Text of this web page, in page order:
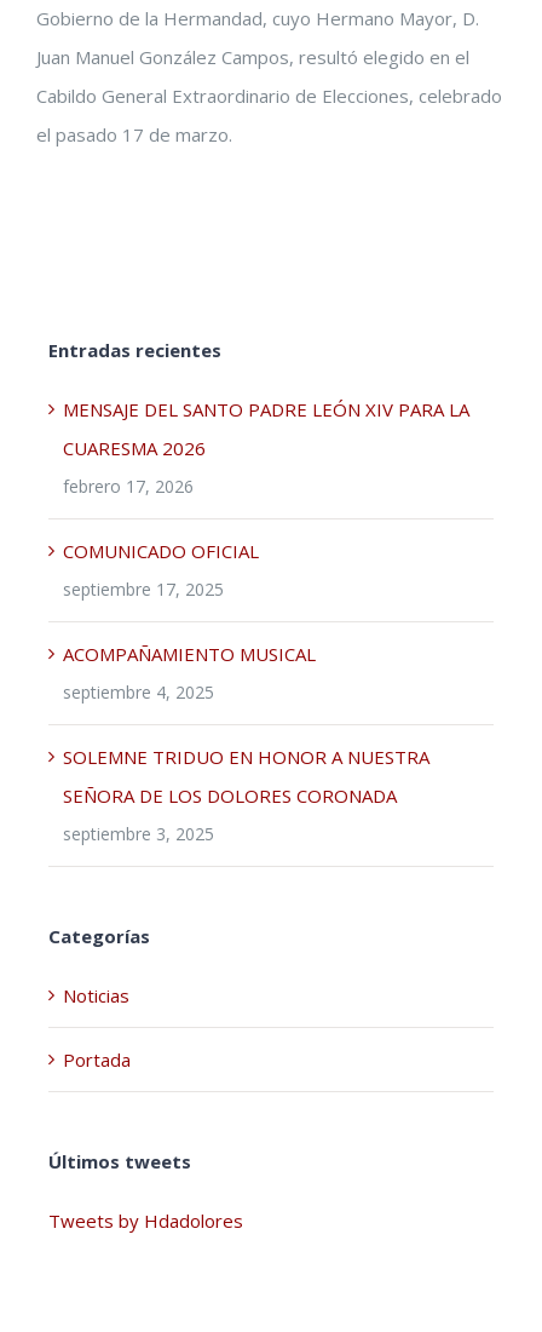
Gobierno de la Hermandad, cuyo Hermano Mayor, D.
Juan Manuel González Campos, resultó elegido en el
Cabildo General Extraordinario de Elecciones, celebrado
el pasado 17 de marzo.
Entradas recientes
MENSAJE DEL SANTO PADRE LEÓN XIV PARA LA
CUARESMA 2026
febrero 17, 2026
COMUNICADO OFICIAL
septiembre 17, 2025
ACOMPAÑAMIENTO MUSICAL
septiembre 4, 2025
SOLEMNE TRIDUO EN HONOR A NUESTRA
SEÑORA DE LOS DOLORES CORONADA
septiembre 3, 2025
Categorías
Noticias
Portada
Últimos tweets
Tweets by Hdadolores